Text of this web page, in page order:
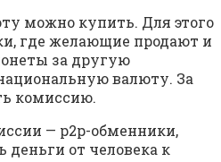
можно купить. Для этого
где желающие продают и
за другую
валюту. За
комиссию.
— p2p-обменники,
от человека к